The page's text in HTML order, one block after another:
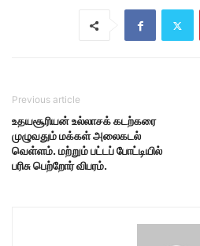
Previous article
உதயசூரியன் உல்லாசக் கடற்கரை
முழுவதும் மக்கள் அலைகடல்
வெள்ளம். மற்றும் பட்டப் போட்டியில்
பரிசு பெற்றோர் விபரம்.